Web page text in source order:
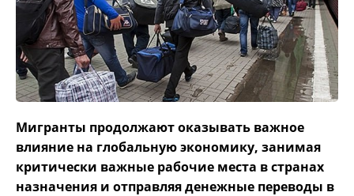
Мигранты продолжают оказывать важное
влияние на глобальную экономику, занимая
критически важные рабочие места в странах
назначения и отправляя денежные переводы в